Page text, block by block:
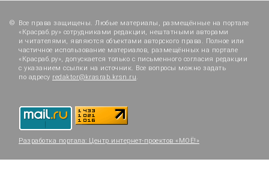
Все права защищены. Любые материалы, размещённые на портале
«Красраб.ру» сотрудниками редакции, нештатными авторами
и читателями, являются объектами авторского права. Полное или
частичное использование материалов, размещённых на портале
«Красраб.ру», допускается только с письменного согласия редакции
с указанием ссылки на источник. Все вопросы можно задать
по адресу redaktor@krasrab.krsn.ru.
Разработка портала: Центр интернет-проектов «МОЁ!»